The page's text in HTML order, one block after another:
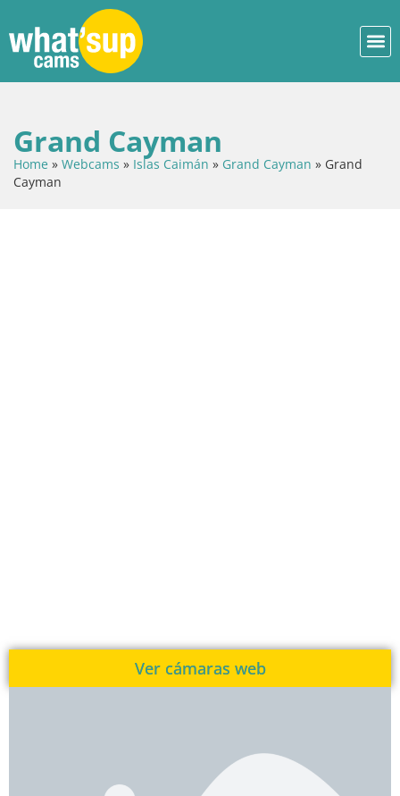
Grand Cayman
Home » Webcams » Islas Caimán » Grand Cayman » Grand
Cayman
Ver cámaras web